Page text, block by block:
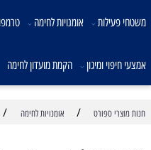
אומנויות לחימה טרמפולינות
ומיגון הקמת מועדון לחימה
/ אומנויות לחימה / מגני